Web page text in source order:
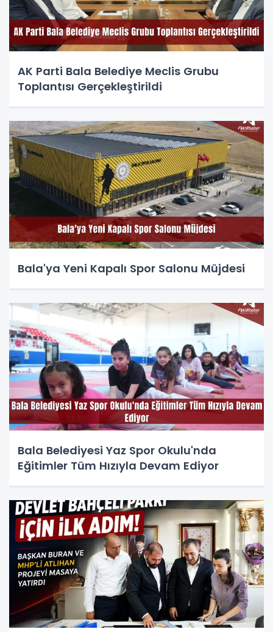
AK Parti Bala Belediye Meclis Grubu
Toplantısı Gerçekleştirildi
Bala'ya Yeni Kapalı Spor Salonu Müjdesi
Bala Belediyesi Yaz Spor Okulu'nda
Eğitimler Tüm Hızıyla Devam Ediyor